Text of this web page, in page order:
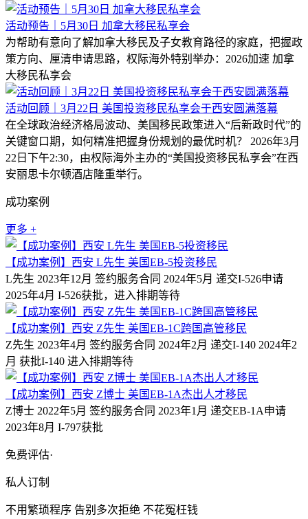
活动预告｜5月30日 加拿大移民私享会
为帮助有意向了解加拿大移民及子女教育路径的家庭，把握政
策方向、厘清申请思路，权际海外特别举办：2026加速 加拿
大移民私享会
活动回顾｜3月22日 美国投资移民私享会于西安圆满落幕
在全球政治经济格局波动、美国移民政策进入“后新政时代”的
关键窗口期，如何精准把握身份规划的最优时机？ 2026年3月
22日下午2:30，由权际海外主办的“美国投资移民私享会”在西
安丽思卡尔顿酒店隆重举行。
成功案例
更多 +
【成功案例】西安 L先生 美国EB-5投资移民
L先生 2023年12月 签约服务合同 2024年5月 递交I-526申请
2025年4月 I-526获批，进入排期等待
【成功案例】西安 Z先生 美国EB-1C跨国高管移民
Z先生 2023年4月 签约服务合同 2024年2月 递交I-140 2024年2
月 获批I-140 进入排期等待
【成功案例】西安 Z博士 美国EB-1A杰出人才移民
Z博士 2022年5月 签约服务合同 2023年1月 递交EB-1A申请
2023年8月 I-797获批
免费评估·
私人订制
不用繁琐程序 告别多次拒绝 不花冤枉钱